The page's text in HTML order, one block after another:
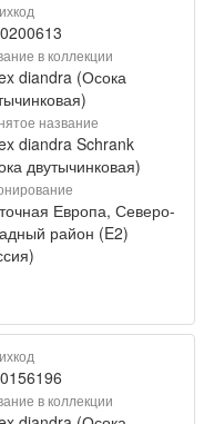
в коллекции
diandra (Осока
название
diandra Schrank
двутычинковая)
Европа, Северо-
район (E2)
в коллекции